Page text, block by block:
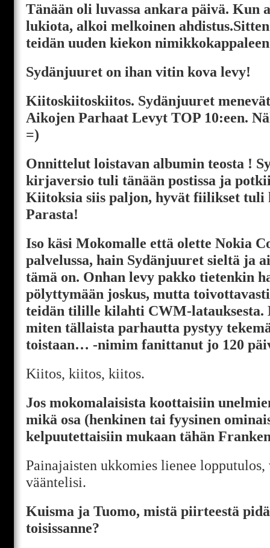
Tänään oli luvassa ankara päivä. Kun
lukiota, alkoi melkoinen
teidän uuden kiekon
Sydänjuuret on ihan vitin kova levy!
Kiitoskiitoskiitos. Sydänjuuret
Aikojen Parhaat Levyt TOP 10:een.
=)
Onnittelut loistavan albumin teosta !
kirjaversio tuli tänään postissa ja
Kiitoksia siis paljon, hyvät fiilikset tuli
Parasta!
Iso käsi Mokomalle että olette Nokia
palvelussa, hain Sydänjuuret sieltä ja
tämä on. Onhan levy pakko tietenkin
pölyttymään joskus, mutta
teidän tilille kilahti CWM-latauksesta.
miten tällaista parhautta pystyy
toistaan… -nimim fanittanut jo 120
Kiitos, kiitos, kiitos.
Jos mokomalaisista koottaisiin
mikä osa (henkinen tai fyysinen
kelpuutettaisiin mukaan tähän
Painajaisten ukkomies lienee
vääntelisi.
Kuisma ja Tuomo, mistä piirteestä
toisissanne?